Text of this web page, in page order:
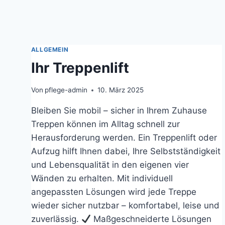
ALLGEMEIN
Ihr Treppenlift
Von pflege-admin 10. März 2025
Bleiben Sie mobil – sicher in Ihrem Zuhause
Treppen können im Alltag schnell zur
Herausforderung werden. Ein Treppenlift oder
Aufzug hilft Ihnen dabei, Ihre Selbstständigkeit
und Lebensqualität in den eigenen vier
Wänden zu erhalten. Mit individuell
angepassten Lösungen wird jede Treppe
wieder sicher nutzbar – komfortabel, leise und
zuverlässig.
Maßgeschneiderte Lösungen